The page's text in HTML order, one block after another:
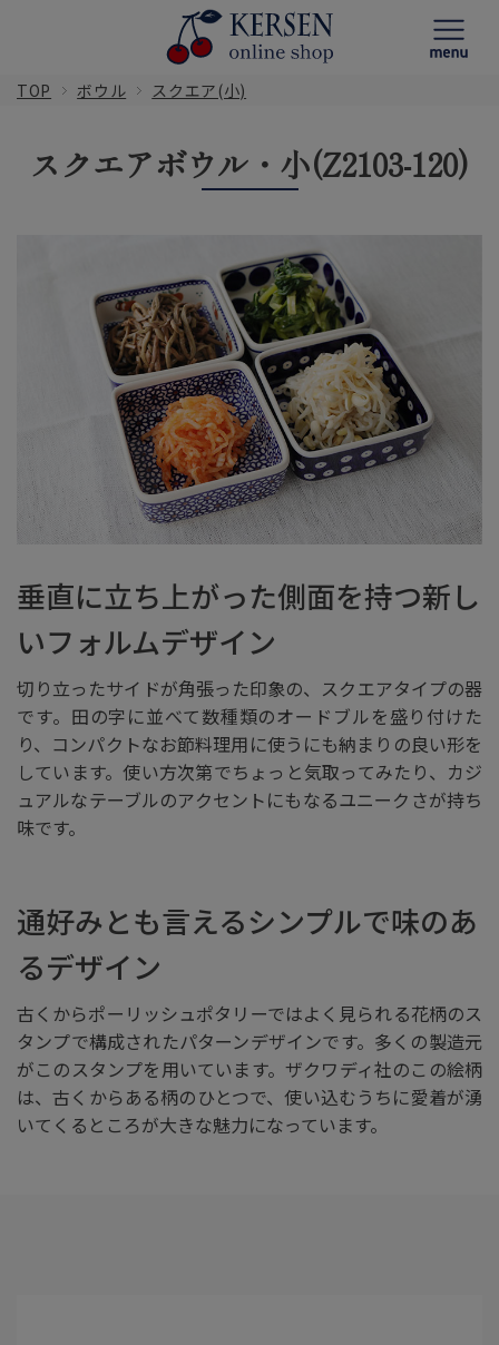
TOP ボウル スクエア(小)
スクエアボウル・小(Z2103-120)
垂直に立ち上がった側面を持つ新し
いフォルムデザイン
切り立ったサイドが角張った印象の、スクエアタイプの器
です。田の字に並べて数種類のオードブルを盛り付けた
り、コンパクトなお節料理用に使うにも納まりの良い形を
しています。使い方次第でちょっと気取ってみたり、カジ
ュアルなテーブルのアクセントにもなるユニークさが持ち
味です。
通好みとも言えるシンプルで味のあ
るデザイン
古くからポーリッシュポタリーではよく見られる花柄のス
タンプで構成されたパターンデザインです。多くの製造元
がこのスタンプを用いています。ザクワディ社のこの絵柄
は、古くからある柄のひとつで、使い込むうちに愛着が湧
いてくるところが大きな魅力になっています。